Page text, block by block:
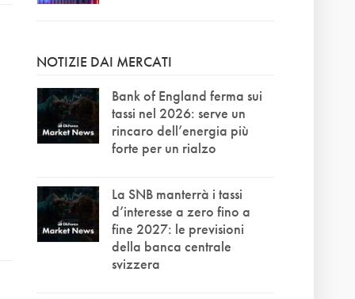
NOTIZIE DAI MERCATI
Bank of England ferma sui
tassi nel 2026: serve un
rincaro dell’energia più
forte per un rialzo
La SNB manterrà i tassi
d’interesse a zero fino a
fine 2027: le previsioni
della banca centrale
svizzera